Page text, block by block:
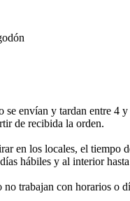
se envían y tardan entre 4
de recibida la orden.
en los locales, el tiempo
hábiles y al interior
no trabajan con horarios o